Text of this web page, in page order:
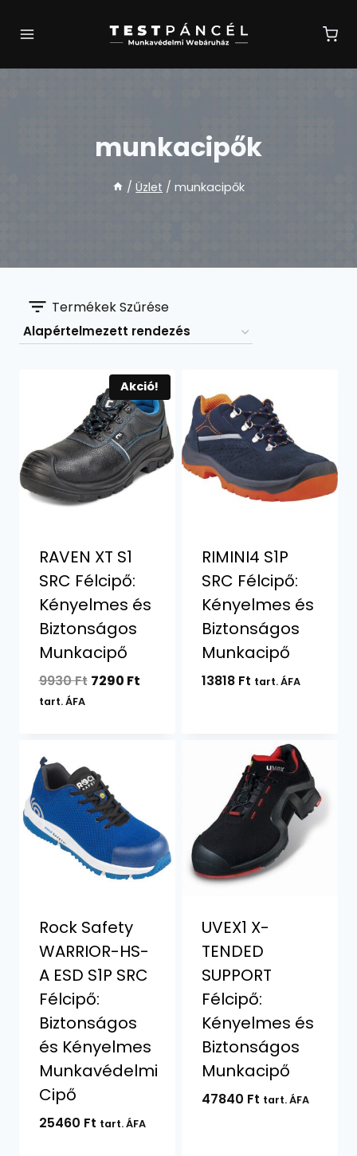
munkacipők
/ Üzlet / munkacipők
Termékek Szűrése
Akció!
RAVEN XT S1
SRC Félcipő:
Kényelmes és
Biztonságos
Munkacipő
9930Ft Original
7290 FtCurrent
tart. ÁFA
RIMINI4 S1P
SRC Félcipő:
Kényelmes és
Biztonságos
Munkacipő
13818 Ft tart. ÁFA
Rock Safety
WARRIOR-HS-
A ESD S1P SRC
Félcipő:
Biztonságos
és Kényelmes
Munkavédelmi
Cipő
25460 Ft tart. ÁFA
UVEX1 X-
TENDED
SUPPORT
Félcipő:
Kényelmes és
Biztonságos
Munkacipő
47840 Ft tart. ÁFA